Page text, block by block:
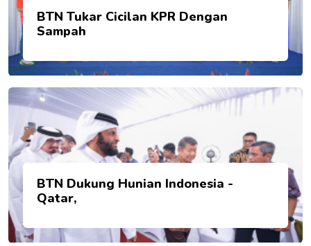
BTN Tukar Cicilan KPR Dengan
Sampah
BTN Dukung Hunian Indonesia -
Qatar,